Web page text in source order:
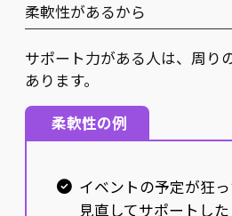
柔軟性があるから
サポート力がある人は、周り
あります。
柔軟性の例
イベントの予定が狂
見直してサポートした